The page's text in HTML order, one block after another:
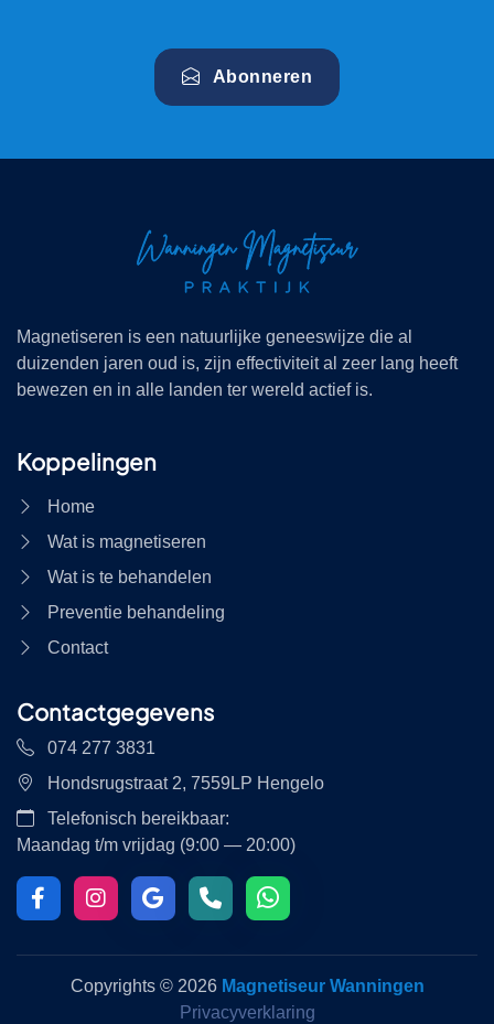
Abonneren
Magnetiseren is een natuurlijke geneeswijze die al
duizenden jaren oud is, zijn effectiviteit al zeer lang heeft
bewezen en in alle landen ter wereld actief is.
Koppelingen
Home
Wat is magnetiseren
Wat is te behandelen
Preventie behandeling
Contact
Contactgegevens
074 277 3831
Hondsrugstraat 2, 7559LP Hengelo
Telefonisch bereikbaar:
Maandag t/m vrijdag (9:00 — 20:00)
Copyrights © 2026 Magnetiseur Wanningen
Privacyverklaring